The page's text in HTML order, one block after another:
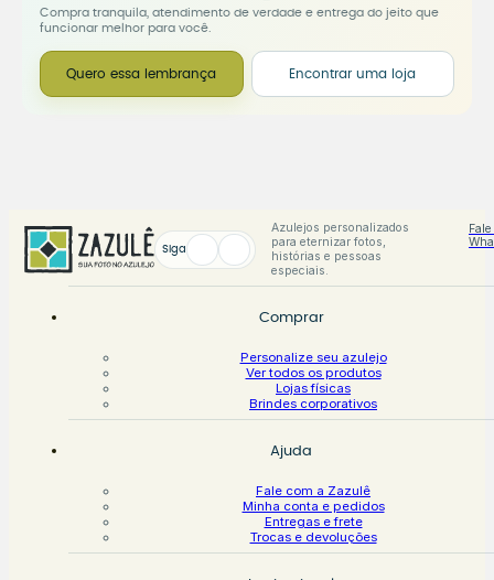
Compra tranquila, atendimento de verdade e entrega do jeito que
funcionar melhor para você.
Quero essa lembrança Encontrar uma loja
Siga
Azulejos personalizados
para eternizar fotos,
histórias e pessoas
especiais.
Comprar
Personalize seu azulejo
Ver todos os produtos
Lojas físicas
Brindes corporativos
Ajuda
Fale com a Zazulê
Minha conta e pedidos
Entregas e frete
Trocas e devoluções